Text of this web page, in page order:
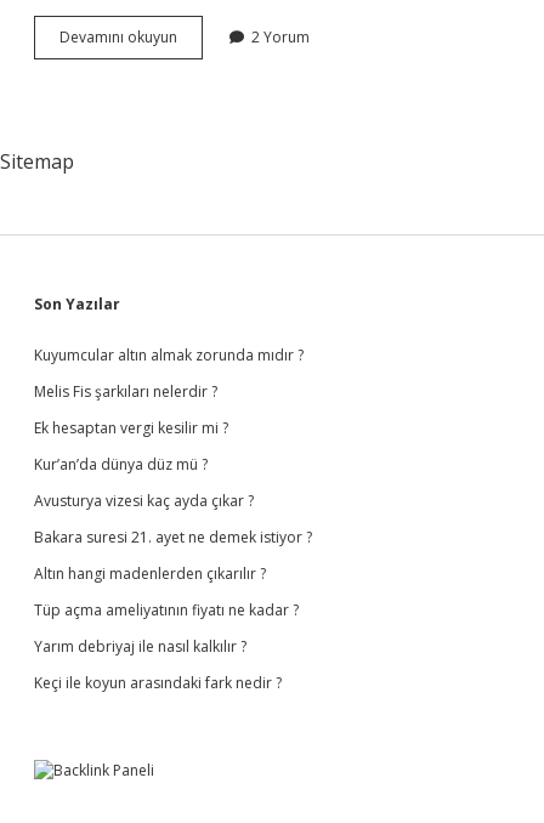
Devamını okuyun Diyarbakırda
Neler
2 Yorum
Sitemap
Sidebar
Son Yazılar
Kuyumcular altın almak zorunda mıdır ?
Melis Fis şarkıları nelerdir ?
Ek hesaptan vergi kesilir mi ?
Kur’an’da dünya düz mü ?
Avusturya vizesi kaç ayda çıkar ?
Bakara suresi 21. ayet ne demek istiyor ?
Altın hangi madenlerden çıkarılır ?
Tüp açma ameliyatının fiyatı ne kadar ?
Yarım debriyaj ile nasıl kalkılır ?
Keçi ile koyun arasındaki fark nedir ?